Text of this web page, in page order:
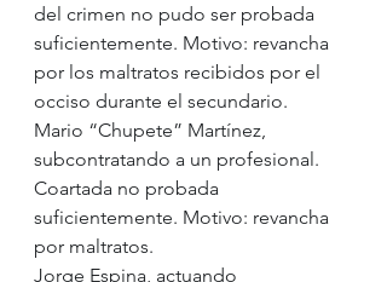
del crimen no pudo ser probada
suficientemente. Motivo: revancha
por los maltratos recibidos por el
occiso durante el secundario.
Mario “Chupete” Martínez,
subcontratando a un profesional.
Coartada no probada
suficientemente. Motivo: revancha
por maltratos.
Jorge Espina, actuando